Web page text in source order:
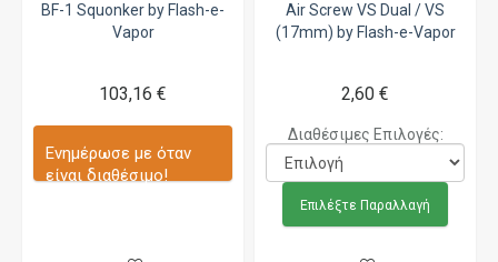
BF-1 Squonker by Flash-e-
Vapor
103,16 €
Ενημέρωσε με όταν
είναι διαθέσιμο!
Air Screw VS Dual / VS
(17mm) by Flash-e-Vapor
2,60 €
Διαθέσιμες Επιλογές:
Επιλέξτε Παραλλαγή